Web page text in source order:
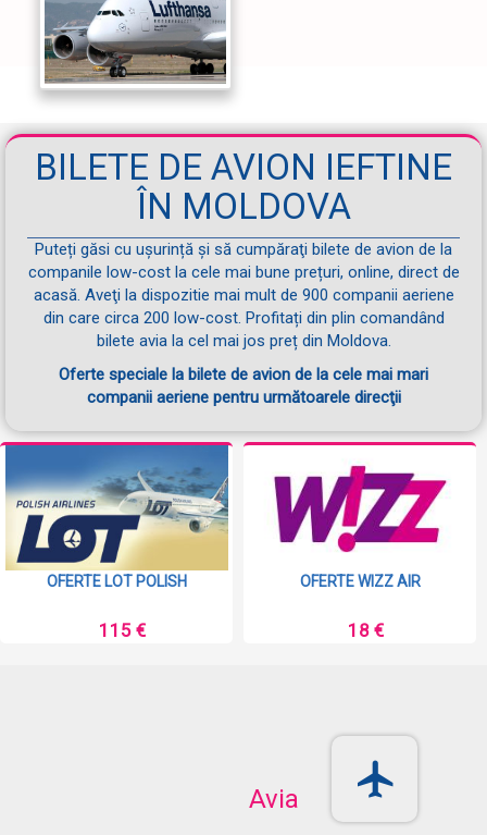
BILETE DE AVION IEFTINE
ÎN MOLDOVA
Puteți găsi cu ușurință și să cumpăraţi bilete de avion de la
companile low-cost la cele mai bune prețuri, online, direct de
acasă. Aveţi la dispozitie mai mult de 900 companii aeriene
din care circa 200 low-cost. Profitați din plin comandând
bilete avia la cel mai jos preț din Moldova.
Oferte speciale la bilete de avion de la cele mai mari
companii aeriene pentru următoarele direcţii
OFERTE LOT POLISH
115 €
OFERTE WIZZ AIR
18 €
Avia